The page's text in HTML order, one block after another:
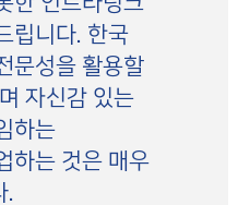
립니다. 한국
문성을 활용할
자신감 있는
하는
하는 것은 매우
.